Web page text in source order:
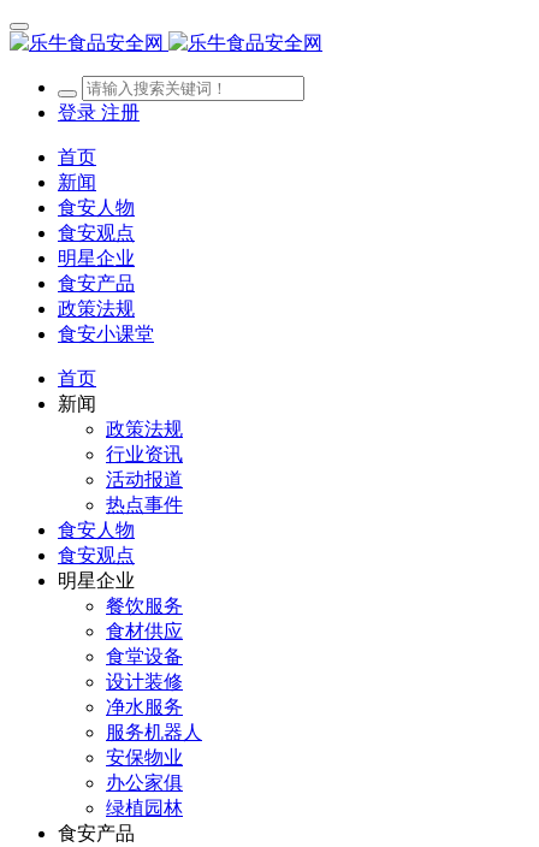
登录 注册
首页
新闻
食安人物
食安观点
明星企业
食安产品
政策法规
食安小课堂
首页
新闻
政策法规
行业资讯
活动报道
热点事件
食安人物
食安观点
明星企业
餐饮服务
食材供应
食堂设备
设计装修
净水服务
服务机器人
安保物业
办公家俱
绿植园林
食安产品